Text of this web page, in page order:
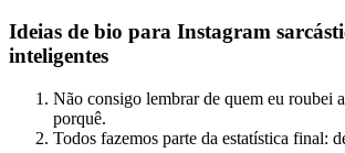
Ideias de bio para Instagram
inteligentes
Não consigo lembrar de quem eu roubei
porquê.
Todos fazemos parte da estatística final: